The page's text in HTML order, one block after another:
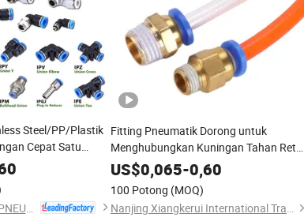
Steel/PP/Plastik
Cepat Satu
Selang Plastik
Cepat,
Aksesoris Selang
Fitting Pneumatik Dorong untuk
Menghubungkan Kuningan Tahan Retak
Lurus untuk 4s Toko
US$0,065-0,60
100 Potong (MOQ)
Nanjing Xiangkerui International Trade Co., Ltd.